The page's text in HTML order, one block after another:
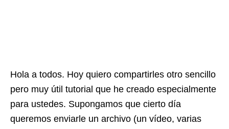
Hola a todos. Hoy quiero compartirles otro sencillo
pero muy útil tutorial que he creado especialmente
para ustedes. Supongamos que cierto día
queremos enviarle un archivo (un vídeo, varias